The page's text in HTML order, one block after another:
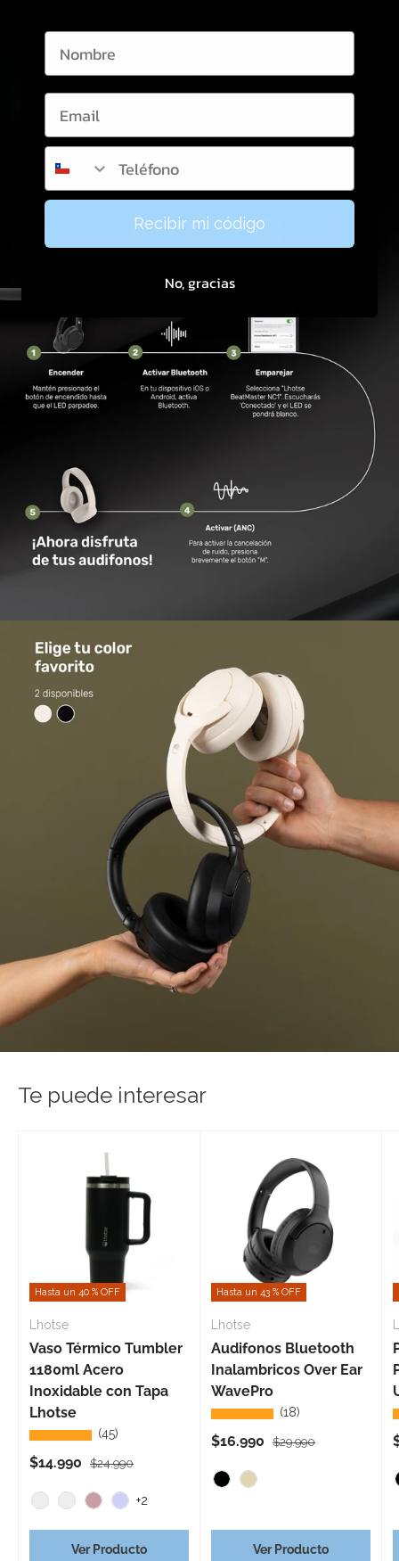
Te puede interesar
Hasta un 40 % OFF
Lhotse
Vaso Térmico Tumbler
1180ml Acero
Inoxidable con Tapa
Lhotse
(45)
Precio de venta
$14.990 Precio normal
$24.990
+2
Ver Producto
Hasta un 43 % OFF
Lhotse
Audifonos Bluetooth
Inalambricos Over Ear
WavePro
(18)
Precio de venta
$16.990 Precio normal
$29.990
Ver Producto
Télefono
Recibir mi código
No, gracias